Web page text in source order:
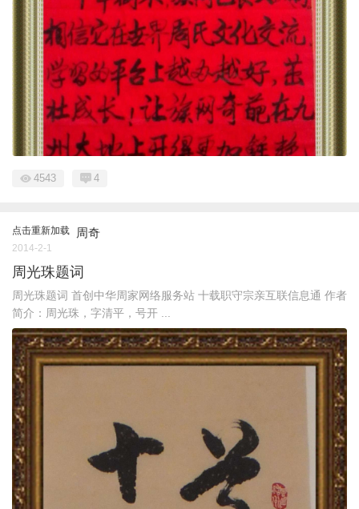
4543 4
点击重新加载 周奇
2014-2-1
周光珠题词
周光珠题词 首创中华周家网络服务站 十载职守宗亲互联信息通 作者
简介：周光珠，字清平，号开 ...